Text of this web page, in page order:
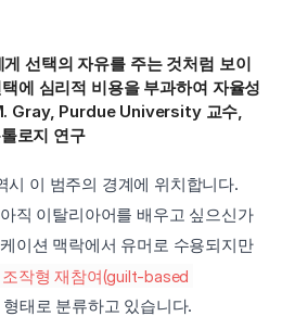
선택의 자유를 주는 것처럼 보이
에 심리적 비용을 부과하여 자율성
Gray, Purdue University 교수,
로지 연구
시 이 범주의 경계에 위치합니다.
직 이탈리아어를 배우고 싶으신가
이션 맥락에서 유머로 수용되지만
작형 재참여(guilt-based
태로 분류하고 있습니다.